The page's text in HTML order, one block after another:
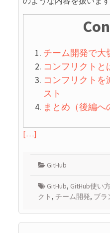
チーム開発で大
コンフリクトと
コンフリクトを
スト
まとめ（後編へ
[…]
GitHub
GitHub, GitHub使い
クト , チーム開発, ブラ